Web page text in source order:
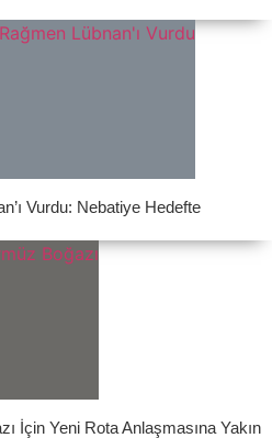
Vurdu: Nebatiye Hedefte
İçin Yeni Rota Anlaşmasına Yakın